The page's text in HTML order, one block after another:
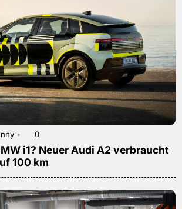
• 0
i1? Neuer Audi A2 verbraucht
100 km